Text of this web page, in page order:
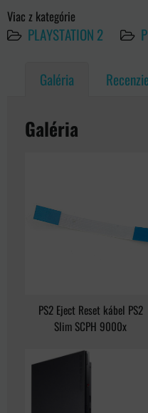
Viac z kategórie
PLAYSTATION 2
Galéria Recenzie
Galéria
PS2 Eject Reset kábel PS2
Slim SCPH 9000x